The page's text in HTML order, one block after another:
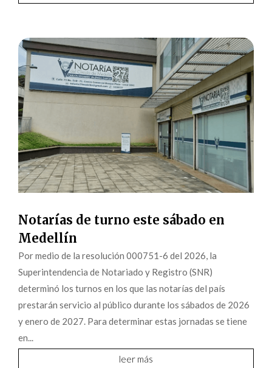
Notarías de turno este sábado en
Medellín
Por medio de la resolución 000751-6 del 2026, la
Superintendencia de Notariado y Registro (SNR)
determinó los turnos en los que las notarías del país
prestarán servicio al público durante los sábados de 2026
y enero de 2027. Para determinar estas jornadas se tiene
en...
leer más